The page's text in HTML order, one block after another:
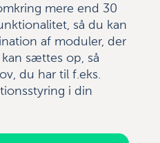
mere end 30
så du kan
af moduler, der
sættes op, så
du har til f.eks.
i din